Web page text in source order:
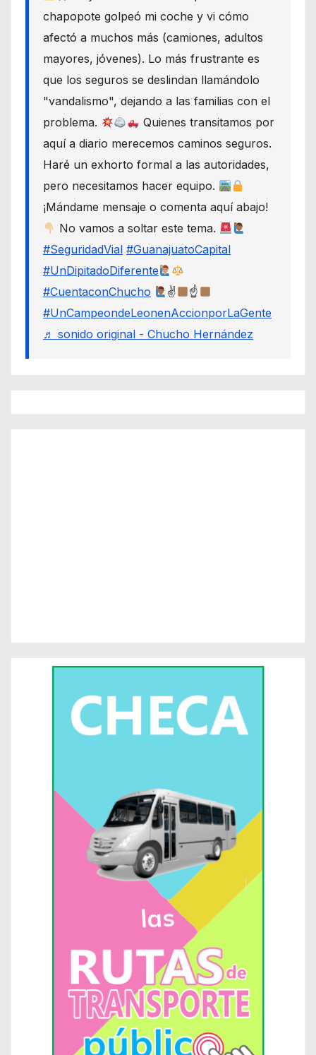
chapopote golpeó mi coche y vi cómo
afectó a muchos más (camiones, adultos
mayores, jóvenes). Lo más frustrante es
que los seguros se deslindan llamándolo
"vandalismo", dejando a las familias con el
problema.
Quienes transitamos por
aquí a diario merecemos caminos seguros.
Haré un exhorto formal a las autoridades,
pero necesitamos hacer equipo.
¡Mándame mensaje o comenta aquí abajo!
No vamos a soltar este tema.
#SeguridadVial #GuanajuatoCapital
#UnDipitadoDiferente
#CuentaconChucho
✌
☝
#UnCampeondeLeonenAccionporLaGente
♬ sonido original - Chucho Hernández